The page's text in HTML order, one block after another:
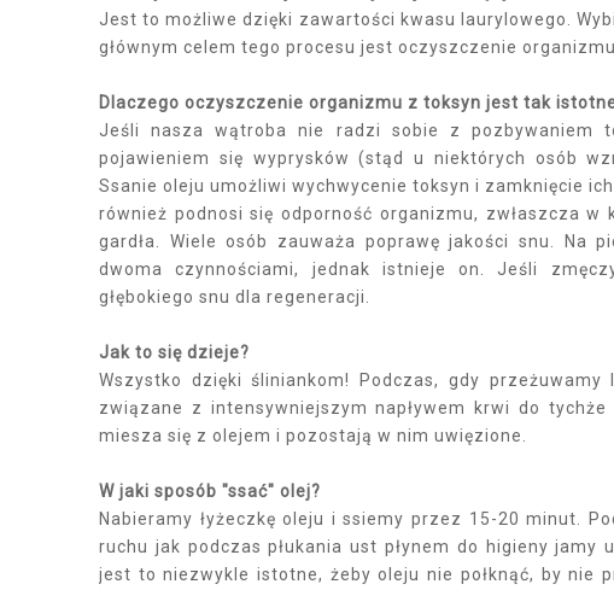
Jest to możliwe dzięki zawartości kwasu laurylowego.
głównym celem tego procesu jest oczyszczenie
Dlaczego oczyszczenie organizmu z toksyn jest tak
Jeśli nasza wątroba nie radzi sobie z pozbywaniem
pojawieniem się wyprysków (stąd u niektórych osób
Ssanie oleju umożliwi wychwycenie toksyn i zamknięcie
również podnosi się odporność organizmu, zwłaszcza
gardła. Wiele osób zauważa poprawę jakości snu. Na
dwoma czynnościami, jednak istnieje on. Jeśli
głębokiego snu dla regeneracji.
Jak to się dzieje?
Wszystko dzięki śliniankom! Podczas, gdy
związane z intensywniejszym napływem krwi do
miesza się z olejem i pozostają w nim uwięzione.
W jaki sposób "ssać" olej?
Nabieramy łyżeczkę oleju i ssiemy przez 15-20 minut.
ruchu jak podczas płukania ust płynem do higieny jamy
jest to niezwykle istotne, żeby oleju nie połknąć, by nie